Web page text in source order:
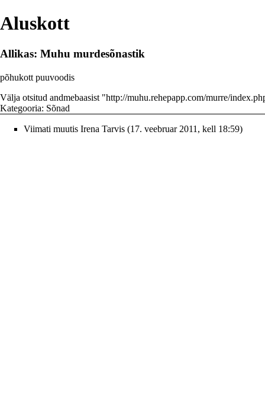
Aluskott
Allikas: Muhu murdesõnastik
põhukott puuvoodis
Välja otsitud andmebaasist "http://muhu.rehepapp.com/murre/
Kategooria: Sõnad
Viimati muutis Irena Tarvis (17. veebruar 2011, kell 18:59)